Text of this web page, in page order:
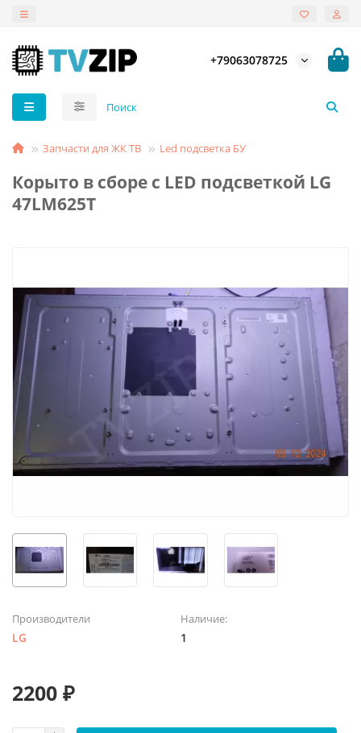
+79063078725
Запчасти для ЖК ТВ Led подсветка БУ
Корыто в сборе с LED подсветкой LG
47LM625T
Производители
LG
Наличие:
1
2200 ₽